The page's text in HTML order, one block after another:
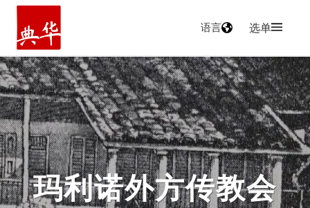
主页
语言 选单
玛利诺外方传教会